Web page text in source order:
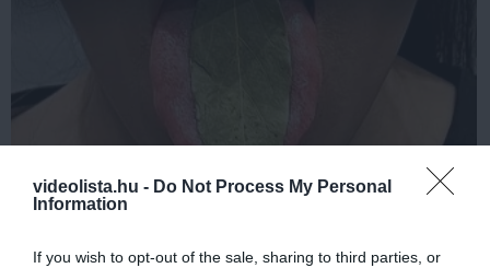
videolista.hu - Do Not Process My Personal
Information
If you wish to opt-out of the sale, sharing to third parties, or
Your Body!